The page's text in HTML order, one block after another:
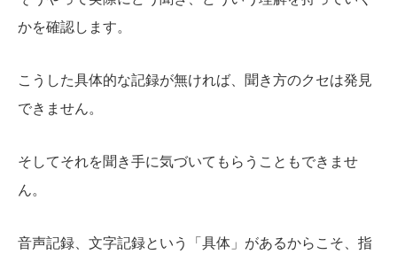
かを確認します。
こうした具体的な記録が無ければ、聞き方のクセは発見
できません。
そしてそれを聞き手に気づいてもらうこともできませ
ん。
音声記録、文字記録という「具体」があるからこそ、指